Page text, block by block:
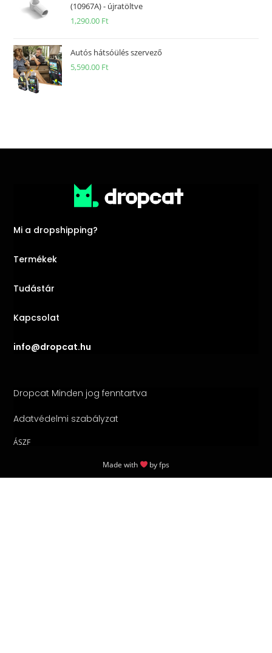
(10967A) - újratöltve
1,290.00 Ft
Autós hátsóülés szervező
5,590.00 Ft
Mi a dropshipping?
Termékek
Tudástár
Kapcsolat
info@dropcat.hu
Dropcat Minden jog fenntartva
Adatvédelmi szabályzat
ÁSZF
Made with byfps